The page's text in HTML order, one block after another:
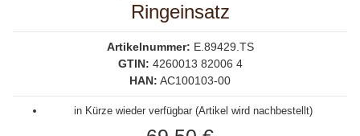
Ringeinsatz
Artikelnummer: E.89429.TS
GTIN: 4260013 82006 4
HAN: AC100103-00
in Kürze wieder verfügbar (Artikel wird nachbestellt)